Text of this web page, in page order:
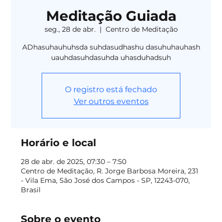
Meditação Guiada
seg., 28 de abr.
  |
Centro de Meditação
ADhasuhauhuhsda suhdasudhashu dasuhuhauhash
uauhdasuhdasuhda uhasduhadsuh
O registro está fechado
Ver outros eventos
Horário e local
28 de abr. de 2025, 07:30 – 7:50
Centro de Meditação, R. Jorge Barbosa Moreira, 231
- Vila Ema, São José dos Campos - SP, 12243-070,
Brasil
Sobre o evento